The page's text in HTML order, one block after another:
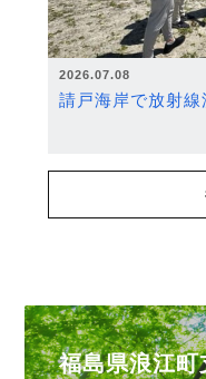
2026.07.08
請戸海岸で放射線
福島県浪江町